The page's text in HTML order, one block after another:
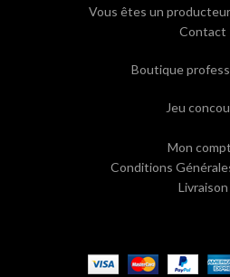
Vous êtes un producteur
Contact
Boutique
Jeu
Mon
Conditions
Livraison